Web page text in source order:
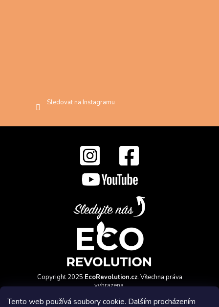
Tento web používá soubory cookie. Dalším procházením
Sledovat na Instagramu
Copyright 2025 EcoRevolution.cz. Všechna práva
vyhrazena.